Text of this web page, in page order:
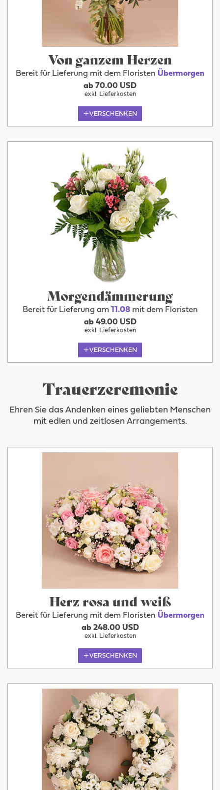
Von ganzem Herzen
Bereit für Lieferung mit dem Floristen Übermorgen
ab 70.00 USD
exkl. Lieferkosten
VERSCHENKEN
Morgendämmerung
Bereit für Lieferung am 11.08mit dem Floristen
ab 49.00 USD
exkl. Lieferkosten
VERSCHENKEN
Trauerzeremonie
Ehren Sie das Andenken eines geliebten Menschen
mit edlen und zeitlosen Arrangements.
Herz rosa und weiß
Bereit für Lieferung mit dem Floristen Übermorgen
ab 248.00 USD
exkl. Lieferkosten
VERSCHENKEN